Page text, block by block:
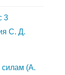
3
С. Д.
(А.